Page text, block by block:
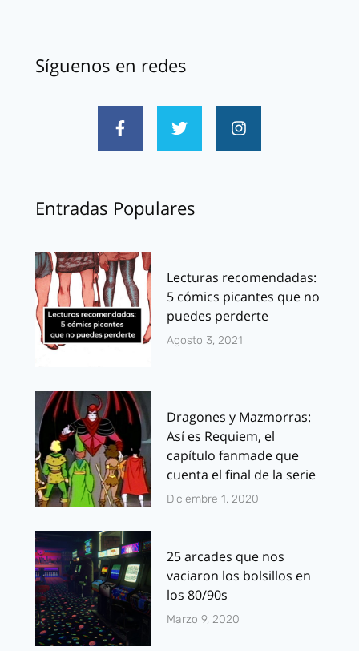
Síguenos en redes
Entradas Populares
Lecturas recomendadas:
5 cómics picantes que no
puedes perderte
Agosto 3, 2021
Dragones y Mazmorras:
Así es Requiem, el
capítulo fanmade que
cuenta el final de la serie
Diciembre 1, 2020
25 arcades que nos
vaciaron los bolsillos en
los 80/90s
Marzo 9, 2020